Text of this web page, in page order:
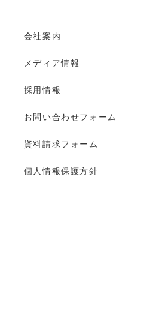
会社案内
メディア情報
採用情報
お問い合わせフォーム
資料請求フォーム
個人情報保護方針